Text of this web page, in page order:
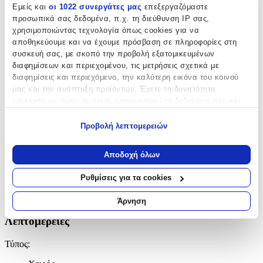
Εμείς και οι 1022 συνεργάτες μας επεξεργαζόμαστε
προσωπικά σας δεδομένα, π.χ. τη διεύθυνση IP σας,
χρησιμοποιώντας τεχνολογία όπως cookies για να
αποθηκεύουμε και να έχουμε πρόσβαση σε πληροφορίες στη
συσκευή σας, με σκοπό την προβολή εξατομικευμένων
διαφημίσεων και περιεχομένου, τις μετρήσεις σχετικά με
διαφημίσεις και περιεχόμενο, την καλύτερη εικόνα του κοινού
μας και την ανάπτυξη προϊόντων. Έχετε τη δυνατότητα
Να συλλέξουμε πληροφορίες σχετικά με τη γεωγραφική
σας τοποθεσία, οι οποίες μπορεί να είναι ακριβείς σε
απόσταση μερικών μέτρων
Να αναγνωρίσουμε τη συσκευή σας σαρώνοντας ενεργά
για συγκεκριμένα χαρακτηριστικά (δακτυλικό αποτύπωμα)
Μάθετε περισσότερα σχετικά με τον τρόπο επεξεργασίας των
προσωπικών σας δεδομένων και καθορίστε τις προτιμήσεις σας
ανακαλέσετε τη συγκατάθεσή σας ανά πάσα στιγμή από τη
Προβολή λεπτομερειών
Αποδοχή όλων
Ρυθμίσεις για τα cookies
Άρνηση
Υλικό:
Inox
Δίχρωμη:
Όχι
Λεπτομέρειες
Τύπος: